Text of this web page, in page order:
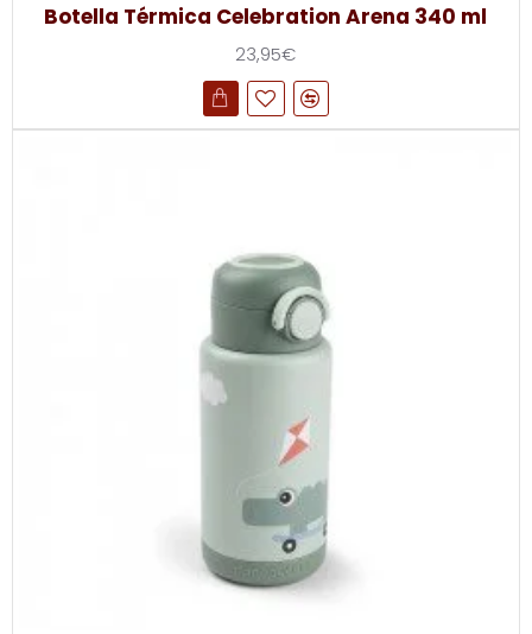
Botella Térmica Celebration Arena 340 ml
23,95€